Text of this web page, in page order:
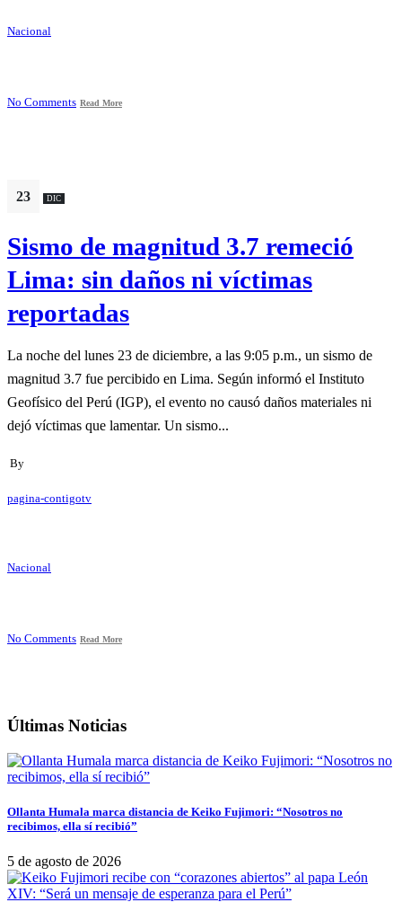
Nacional
No Comments Read More
23 DIC
Sismo de magnitud 3.7 remeció
Lima: sin daños ni víctimas
reportadas
La noche del lunes 23 de diciembre, a las 9:05 p.m., un sismo de
magnitud 3.7 fue percibido en Lima. Según informó el Instituto
Geofísico del Perú (IGP), el evento no causó daños materiales ni
dejó víctimas que lamentar. Un sismo...
By
pagina-contigotv
Nacional
No Comments Read More
Últimas Noticias
Ollanta Humala marca distancia de Keiko Fujimori: “Nosotros no
recibimos, ella sí recibió”
5 de agosto de 2026